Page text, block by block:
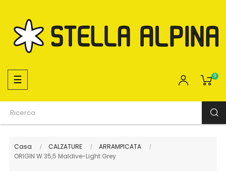
navigazione
Toggle
☰ 0
Casa CALZATURE
ARRAMPICATA
ORIGIN W 35,5 Maldive-Light Grey